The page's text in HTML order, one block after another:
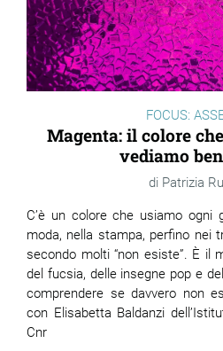
FOCUS:
Magenta: il colore
vediamo
Patrizia
C’è un colore che usiamo ogni
moda, nella stampa, perfino nei
secondo molti “non esiste”. È il
del fucsia, delle insegne pop e
comprendere se davvero non
con Elisabetta Baldanzi
Cnr